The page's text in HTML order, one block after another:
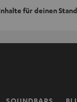
für deinen